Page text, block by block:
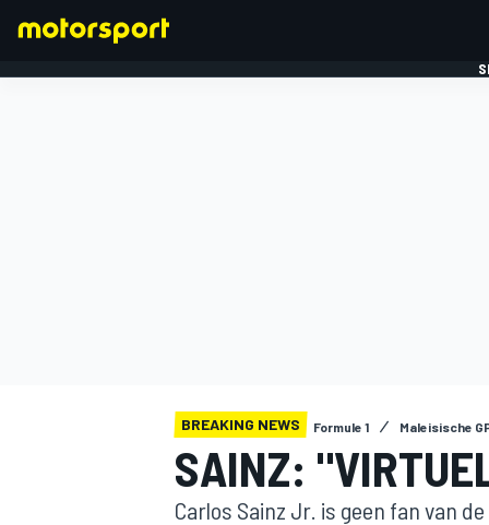
BREAKING NEWS Formule 1 Maleisische
SAINZ:
Carlos Sainz Jr. is geen fan van